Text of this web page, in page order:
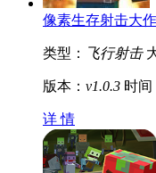
像素生存射击大
类型： 飞行射击
版本： v1.0.3 时间
详 情